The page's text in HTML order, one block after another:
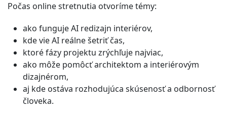
Počas online stretnutia otvoríme témy:
ako funguje AI redizajn interiérov,
kde vie AI reálne šetriť čas,
ktoré fázy projektu zrýchľuje najviac,
ako môže pomôcť architektom a interiérovým
dizajnérom,
aj kde ostáva rozhodujúca skúsenosť a odbornosť
človeka.